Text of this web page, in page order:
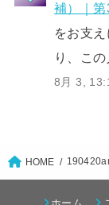
補）｜
をお支
り、こ
8月 3,
HOME